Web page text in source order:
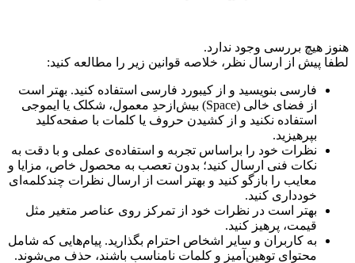
هنوز هیچ بررسی وجود ندارد.
لطفا پیش از ارسال نظر، خلاصه قوانین زیر را مطالعه کنید:
فارسی بنویسید و از کیبورد فارسی استفاده کنید. بهتر است
از فضای خالی (Space) بیش‌از‌حدِ معمول، شکلک یا ایموجی
استفاده نکنید و از کشیدن حروف یا کلمات با صفحه‌کلید
بپرهیزید.
نظرات خود را براساس تجربه و استفاده‌ی عملی و با دقت به
نکات فنی ارسال کنید؛ بدون تعصب به محصول خاص، مزایا و
معایب را بازگو کنید و بهتر است از ارسال نظرات چندکلمه‌‌ای
خودداری کنید.
بهتر است در نظرات خود از تمرکز روی عناصر متغیر مثل
قیمت، پرهیز کنید.
به کاربران و سایر اشخاص احترام بگذارید. پیام‌هایی که شامل
محتوای توهین‌آمیز و کلمات نامناسب باشند، حذف می‌شوند.